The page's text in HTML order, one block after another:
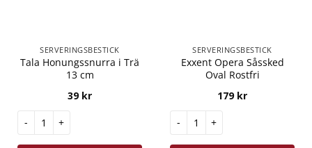
SERVERINGSBESTICK
Tala Honungssnurra i Trä
13 cm
39 kr
Tala Honungssnurra i Trä 13 cm mängd
SERVERINGSBESTICK
Exxent Opera Såssked
Oval Rostfri
179 kr
Exxent Opera Såssked Oval